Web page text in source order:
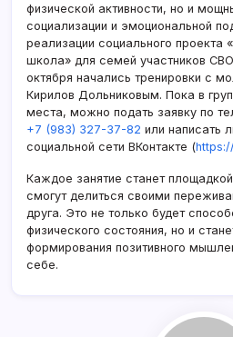
физической активности, но и
социализации и эмоциональной
реализации социального проекта
школа» для семей участников
октября начались тренировки с
Кирилов Дольниковым. Пока в
места, можно подать заявку по
+7 (983) 327-37-82 или написать
социальной сети ВКонтакте (
Каждое занятие станет
смогут делиться своими
друга. Это не только будет
физического состояния, но и
формирования позитивного
себе.